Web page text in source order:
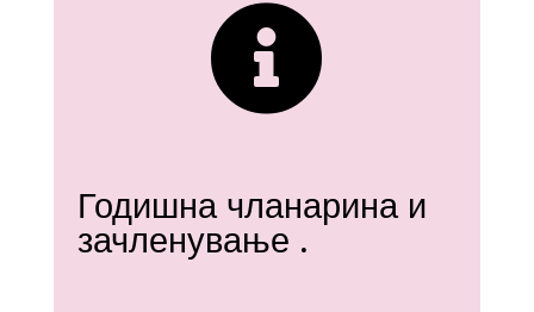

Годишна чланарина и
зачленување .